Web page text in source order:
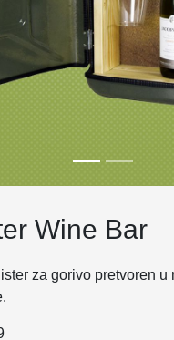
Wine Bar
za gorivo pretvoren u